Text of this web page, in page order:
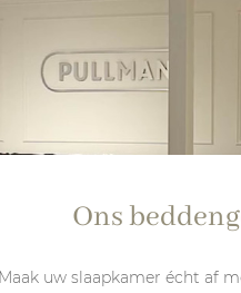
Ons
Maak uw slaapkamer écht af